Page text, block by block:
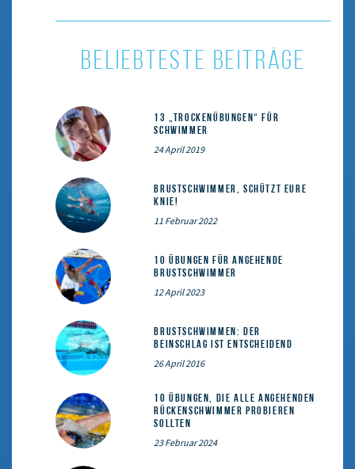
BELIEBTESTE BEITRÄGE
13 „Trockenübungen“ für
Schwimmer
24 April 2019
Brustschwimmer, schützt eure
Knie!
11 Februar 2022
10 Übungen für angehende
Brustschwimmer
12 April 2023
Brustschwimmen: Der
Beinschlag ist entscheidend
26 April 2016
10 Übungen, die alle angehenden
Rückenschwimmer probieren
sollten
23 Februar 2024